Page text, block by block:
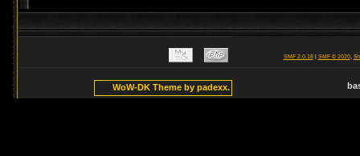
SMF 2.0.18| SMF © 2020,
WoW-DK Theme by padexx.